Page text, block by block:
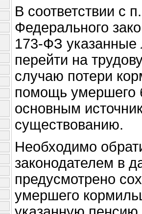
В соответствии с
Федерального
173-ФЗ указанные
перейти на
случаю потери
помощь умершего
основным
существованию.
Необходимо
законодателем в
предусмотрено
умершего